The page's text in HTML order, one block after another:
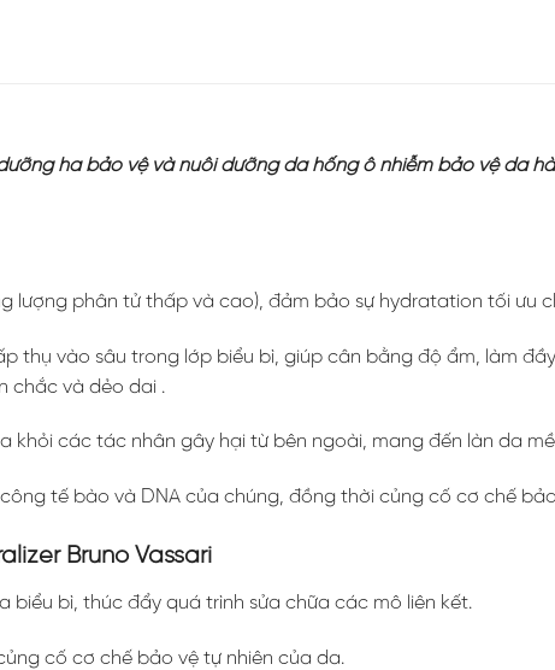
ha bảo vệ và nuôi dưỡng da hống ô nhiễm bảo vệ da
lượng phân tử thấp và cao), đảm bảo sự hydratation tối ưu
thụ vào sâu trong lớp biểu bì, giúp cân bằng độ ẩm, làm
chắc và dẻo dai .
khỏi các tác nhân gây hại từ bên ngoài, mang đến làn da
tế bào và DNA của chúng, đồng thời củng cố cơ chế
Bruno Vassari
bì, thúc đẩy quá trình sửa chữa các mô liên kết.
cố cơ chế bảo vệ tự nhiên của da.